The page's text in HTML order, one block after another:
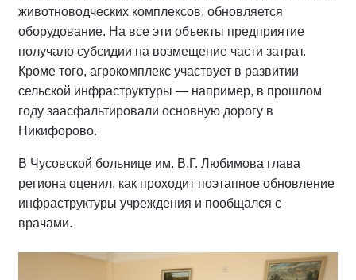
животноводческих комплексов, обновляется
оборудование. На все эти объекты предприятие
получало субсидии на возмещение части затрат.
Кроме того, агрокомплекс участвует в развитии
сельской инфраструктуры — например, в прошлом
году заасфальтировали основную дорогу в
Никифорово.
В Чусовской больнице им. В.Г. Любимова глава
региона оценил, как проходит поэтапное обновление
инфраструктуры учреждения и пообщался с
врачами.